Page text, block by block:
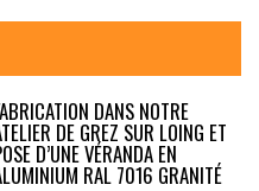
DANS NOTRE
DE GREZ SUR LOING ET
D’UNE VÉRANDA EN
RAL 7016 GRANITÉ